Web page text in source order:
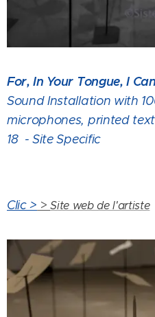
For, In Your Tongue, I
Sound Installation with
microphones, printed
18 - Site Specific
Clic > >Site web de l'artiste